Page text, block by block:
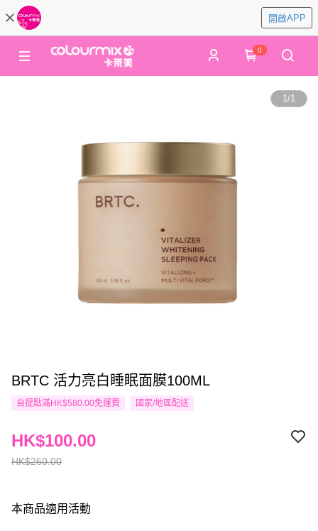
開啟APP
0
1/1
BRTC 活力亮白睡眠面膜100ML
自提點滿HK$580.00免運費 國家/地區配送
HK$260.00
HK$100.00
本商品適用活動